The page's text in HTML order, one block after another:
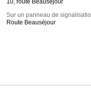
10, route Beauséjour
Sur un panneau de
Route Beauséjour